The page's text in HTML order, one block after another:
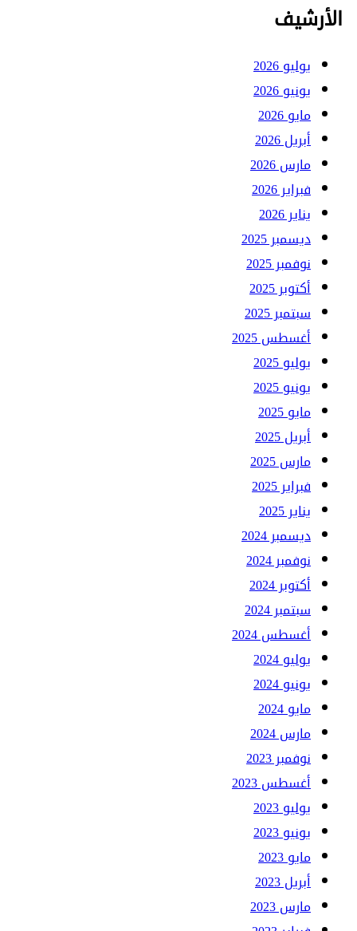
الأرشيف
يوليو 2026
يونيو 2026
مايو 2026
أبريل 2026
مارس 2026
فبراير 2026
يناير 2026
ديسمبر 2025
نوفمبر 2025
أكتوبر 2025
سبتمبر 2025
أغسطس 2025
يوليو 2025
يونيو 2025
مايو 2025
أبريل 2025
مارس 2025
فبراير 2025
يناير 2025
ديسمبر 2024
نوفمبر 2024
أكتوبر 2024
سبتمبر 2024
أغسطس 2024
يوليو 2024
يونيو 2024
مايو 2024
مارس 2024
نوفمبر 2023
أغسطس 2023
يوليو 2023
يونيو 2023
مايو 2023
أبريل 2023
مارس 2023